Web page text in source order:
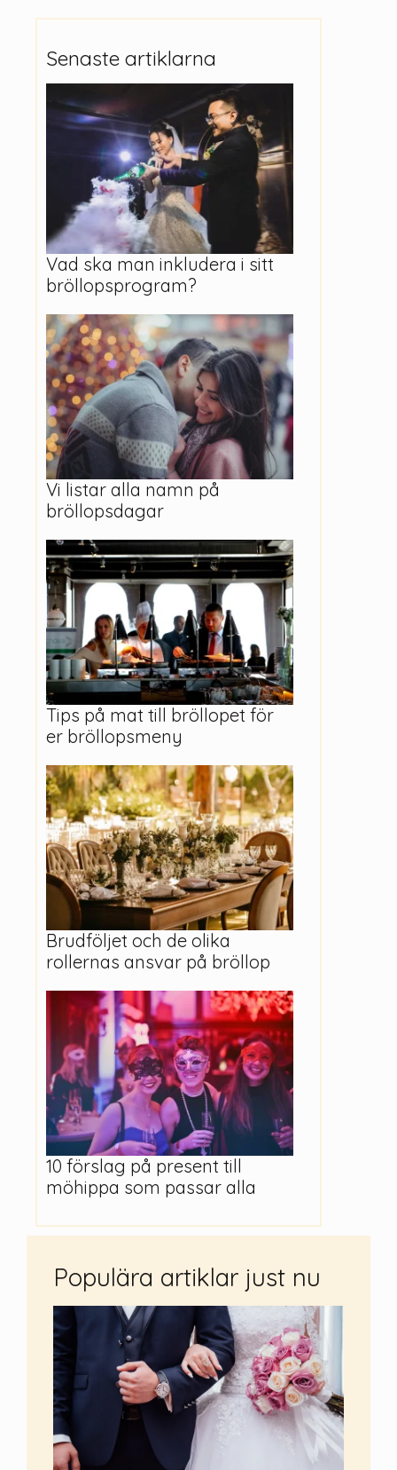
Senaste artiklarna
Vad ska man inkludera i sitt
bröllopsprogram?
Vi listar alla namn på
bröllopsdagar
Tips på mat till bröllopet för
er bröllopsmeny
Brudföljet och de olika
rollernas ansvar på bröllop
10 förslag på present till
möhippa som passar alla
Populära artiklar just nu